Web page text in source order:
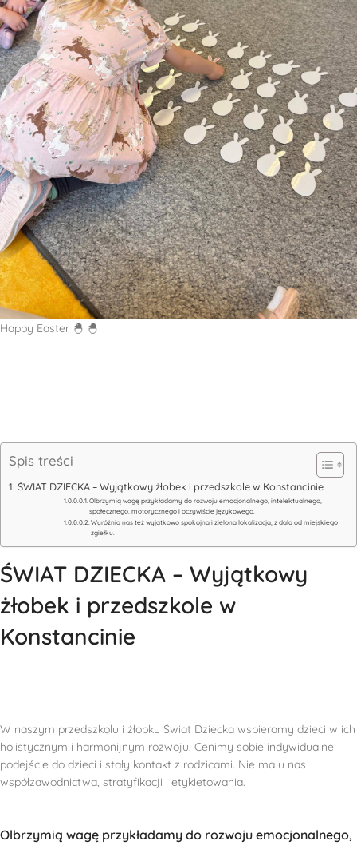
Happy Easter 🐣 🐣
Spis treści
ŚWIAT DZIECKA – Wyjątkowy żłobek i przedszkole w Konstancinie
Olbrzymią wagę przykładamy do rozwoju emocjonalnego, intelektualnego,
społecznego, motorycznego i oczywiście językowego.
Wyróżnia nas też wyjątkowo spokojna i zielona lokalizacja, z dala od miejskiego
zgiełku.
ŚWIAT DZIECKA – Wyjątkowy
żłobek i przedszkole w
Konstancinie
W naszym przedszkolu i żłobku Świat Dziecka wspieramy dzieci w ich
holistycznym i harmonijnym rozwoju. Cenimy sobie indywidualne
podejście do dzieci i stały kontakt z rodzicami. Nie ma u nas
współzawodnictwa, stratyfikacji i etykietowania.
Olbrzymią wagę przykładamy do rozwoju emocjonalnego,